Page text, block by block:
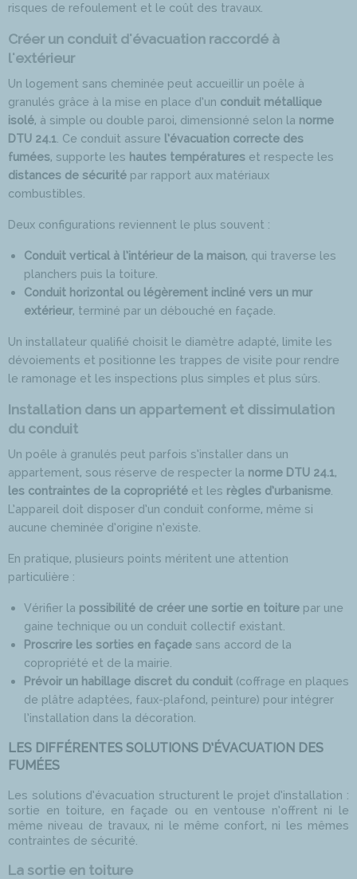
risques de refoulement et le coût des travaux.
Créer un conduit d'évacuation raccordé à
l'extérieur
Un logement sans cheminée peut accueillir un poêle à
granulés grâce à la mise en place d’un conduit métallique
isolé, à simple ou double paroi, dimensionné selon la norme
DTU 24.1. Ce conduit assure l’évacuation correcte des
fumées, supporte les hautes températures et respecte les
distances de sécurité par rapport aux matériaux
combustibles.
Deux configurations reviennent le plus souvent :
Conduit vertical à l’intérieur de la maison, qui traverse les
planchers puis la toiture.
Conduit horizontal ou légèrement incliné vers un mur
extérieur, terminé par un débouché en façade.
Un installateur qualifié choisit le diamètre adapté, limite les
dévoiements et positionne les trappes de visite pour rendre
le ramonage et les inspections plus simples et plus sûrs.
Installation dans un appartement et dissimulation
du conduit
Un poêle à granulés peut parfois s’installer dans un
appartement, sous réserve de respecter la norme DTU 24.1,
les contraintes de la copropriété et les règles d’urbanisme.
L’appareil doit disposer d’un conduit conforme, même si
aucune cheminée d’origine n’existe.
En pratique, plusieurs points méritent une attention
particulière :
Vérifier la possibilité de créer une sortie en toiture par une
gaine technique ou un conduit collectif existant.
Proscrire les sorties en façade sans accord de la
copropriété et de la mairie.
Prévoir un habillage discret du conduit (coffrage en plaques
de plâtre adaptées, faux-plafond, peinture) pour intégrer
l’installation dans la décoration.​
LES DIFFÉRENTES SOLUTIONS D’ÉVACUATION DES
FUMÉES
Les solutions d’évacuation structurent le projet d’installation :
sortie en toiture, en façade ou en ventouse n’offrent ni le
même niveau de travaux, ni le même confort, ni les mêmes
contraintes de sécurité.
La sortie en toiture